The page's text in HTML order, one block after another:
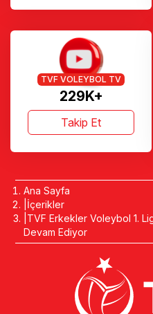
229K+
TVF VOLEYBOL TV
Takip Et
Ana Sayfa
İçerikler
TVF Erkekler Voleybol 1.
Devam Ediyor